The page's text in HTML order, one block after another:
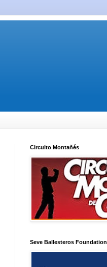
Circuito Montañés
Seve Ballesteros Foundation